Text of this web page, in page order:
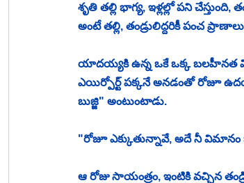
శృతి తల్లి భాగ్య, ఇళ్లల్లో పని
అంటే తల్లి, తండ్రులిద్దరికీ పంచ
యాదయ్యకి ఉన్న ఒకే ఒక్క బలహీనత
ఎయిర్పోర్ట్ పక్కనే అనడంతో రోజూ
బుజ్జి" అంటుంటాడు.
"రోజూ ఎక్కుతున్నావే, అదే నీ
ఆ రోజు సాయంత్రం, ఇంటికి వచ్చిన